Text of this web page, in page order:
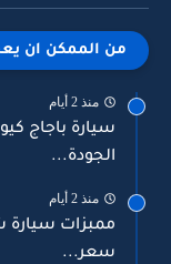
من الممكن ان
منذ 2 أيام
سيارة باجاج
الجودة...
منذ 2 أيام
سعر...